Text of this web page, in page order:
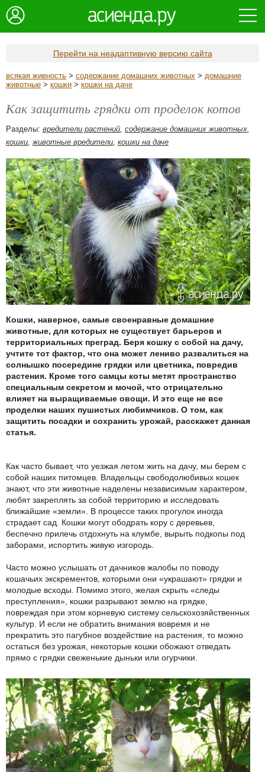
Перейти на неадаптивную версию сайта
всякая живность > содержание домашних животных > домашние
животные > кошки > кошки на даче
Как защитить грядки от проделок котов
Разделы: вредители растений, содержание домашних животных,
кошки,животные вредители, кошки на даче
Кошки, наверное, самые своенравные домашние
животные, для которых не существует барьеров и
территориальных преград. Беря кошку с собой на дачу,
учтите тот фактор, что она может лениво развалиться на
солнышко посередине грядки или цветника, повредив
растения. Кроме того самцы коты метят пространство
специальным секретом и мочой, что отрицательно
влияет на выращиваемые овощи. И это еще не все
проделки наших пушистых любимчиков. О том, как
защитить посадки и сохранить урожай, расскажет данная
статья.
Как часто бывает, что уезжая летом жить на дачу, мы берем с
собой наших питомцев. Владельцы свободолюбивых кошек
знают, что эти животные наделены независимым характером,
любят закреплять за собой территорию и исследовать
ближайшие «земли». В процессе таких прогулок иногда
страдает сад. Кошки могут ободрать кору с деревьев,
беспечно прилечь отдохнуть на клумбе, вырыть подкопы под
заборами, испортить живую изгородь.
Часто можно услышать от дачников жалобы по поводу
кошачьих экскрементов, которыми они «украшают» грядки и
молодые всходы. Помимо этого, желая скрыть «следы
преступления», кошки разрывают землю на грядке,
повреждая при этом корневую систему сельскохозяйственных
культур. И если не обратить внимания вовремя и не
прекратить это пагубное воздействие на растения, то можно
остаться без урожая, некоторые кошки обожают отведать
прямо с грядки свеженькие дыньки или огурчики.